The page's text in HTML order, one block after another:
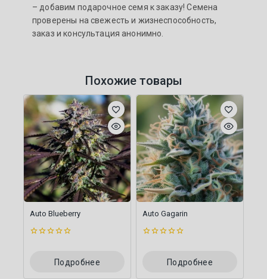
– добавим подарочное семя к заказу! Семена
проверены на свежесть и жизнеспособность,
заказ и консультация анонимно.
Похожие товары
Auto Blueberry
Подробнее
Auto Gagarin
Подробнее